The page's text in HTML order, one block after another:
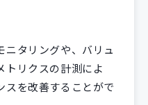
ニタリングや、バリュ
トリクスの計測によ
スを改善することがで